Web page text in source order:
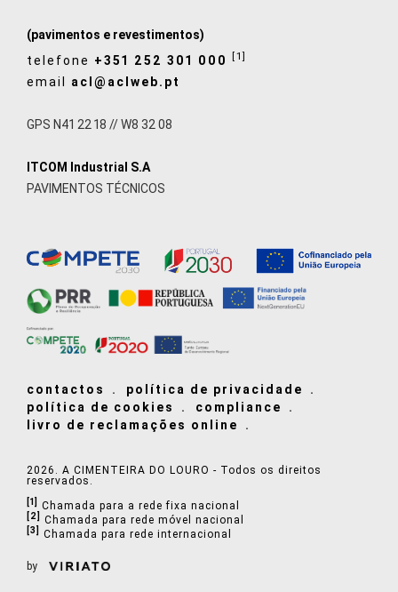
(pavimentos e revestimentos)
telefone +351 252 301 000 [1]
email acl@aclweb.pt
GPS N41 22 18 // W8 32 08
ITCOM Industrial S.A
PAVIMENTOS TÉCNICOS
contactos
política de privacidade
política de cookies
compliance
livro de reclamações online
2026. A CIMENTEIRA DO LOURO - Todos os direitos
reservados.
[1] Chamada para a rede fixa nacional
[2] Chamada para rede móvel nacional
[3] Chamada para rede internacional
by